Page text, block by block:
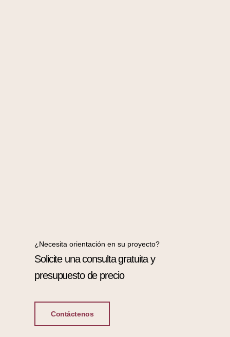
¿Necesita orientación en su proyecto?
Solicite una consulta gratuita y
presupuesto de precio
Contáctenos